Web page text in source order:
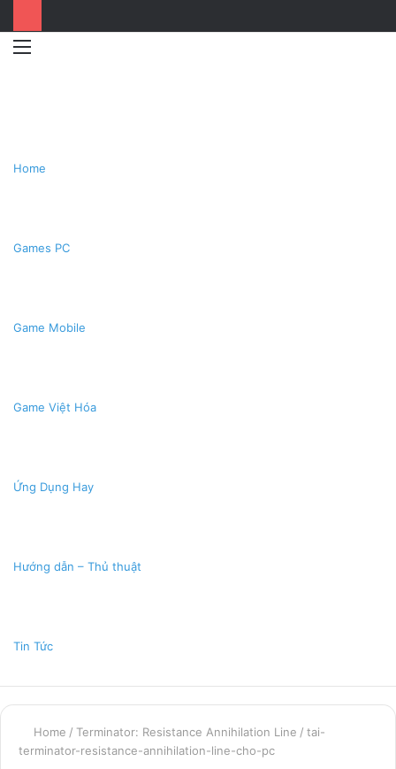
Home
Games PC
Game Mobile
Game Việt Hóa
Ứng Dụng Hay
Hướng dẫn – Thủ thuật
Tin Tức
Home / Terminator: Resistance Annihilation Line / tai-
terminator-resistance-annihilation-line-cho-pc